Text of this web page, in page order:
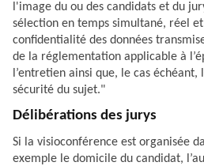
l'image du ou des candidats et du
sélection en temps simultané, réel
confidentialité des données
de la réglementation applicable à
l’entretien ainsi que, le cas
sécurité du sujet."
Délibérations des jurys
Si la visioconférence est organisée
exemple le domicile du candidat,